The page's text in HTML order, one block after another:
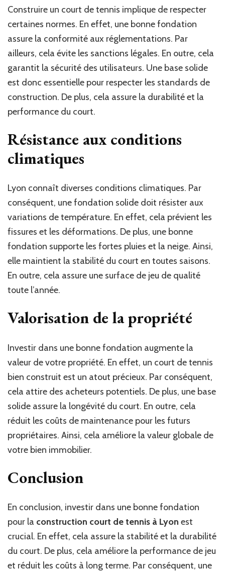
Construire un court de tennis implique de respecter
certaines normes. En effet, une bonne fondation
assure la conformité aux réglementations. Par
ailleurs, cela évite les sanctions légales. En outre, cela
garantit la sécurité des utilisateurs. Une base solide
est donc essentielle pour respecter les standards de
construction. De plus, cela assure la durabilité et la
performance du court.
Résistance aux conditions
climatiques
Lyon connaît diverses conditions climatiques. Par
conséquent, une fondation solide doit résister aux
variations de température. En effet, cela prévient les
fissures et les déformations. De plus, une bonne
fondation supporte les fortes pluies et la neige. Ainsi,
elle maintient la stabilité du court en toutes saisons.
En outre, cela assure une surface de jeu de qualité
toute l’année.
Valorisation de la propriété
Investir dans une bonne fondation augmente la
valeur de votre propriété. En effet, un court de tennis
bien construit est un atout précieux. Par conséquent,
cela attire des acheteurs potentiels. De plus, une base
solide assure la longévité du court. En outre, cela
réduit les coûts de maintenance pour les futurs
propriétaires. Ainsi, cela améliore la valeur globale de
votre bien immobilier.
Conclusion
En conclusion, investir dans une bonne fondation
pour la construction court de tennis à Lyon est
crucial. En effet, cela assure la stabilité et la durabilité
du court. De plus, cela améliore la performance de jeu
et réduit les coûts à long terme. Par conséquent, une